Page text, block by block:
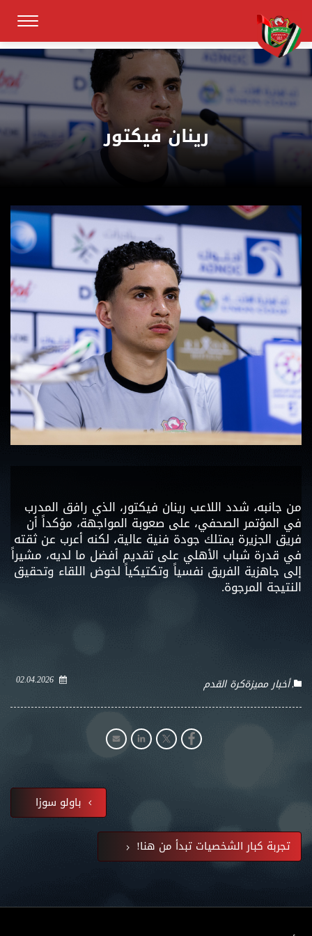
رينان فيكتور
من جانبه، شدد اللاعب رينان فيكتور، الذي رافق المدرب
في المؤتمر الصحفي، على صعوبة المواجهة، مؤكداً أن
فريق الجزيرة يمتلك جودة فنية عالية، لكنه أعرب عن ثقته
في قدرة شباب الأهلي على تقديم أفضل ما لديه، مشيراً
إلى جاهزية الفريق نفسياً وتكتيكياً لخوض اللقاء وتحقيق
النتيجة المرجوة.
02.04.2026 أخبار مميزةكرة القدم
باولو سوزا
تجربة كبار الشخصيات تبدأ من هنا!